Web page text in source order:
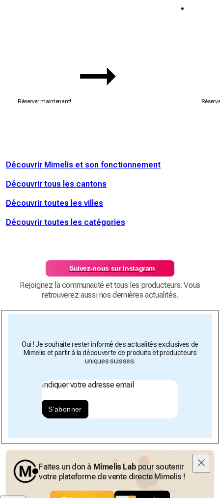
Réserver maintenant!
Découvrir Mimelis et son fonctionnement
Découvrir tous les cantons
Découvrir toutes les villes
Découvrir toutes les catégories
Suivez-nous sur Instagram
Rejoignez la communauté et tous les producteurs. Vous
retrouverez aussi nos dernières actualités.
Oui ! Je souhaite rester informé des actualités exclusives de
Mimelis et partir à la découverte de produits et producteurs
uniques suisses.
Indiquer votre adresse email
S'abonner
Faites un don à Mimelis Lab pour soutenir
votre plateforme de vente directe Mimelis !